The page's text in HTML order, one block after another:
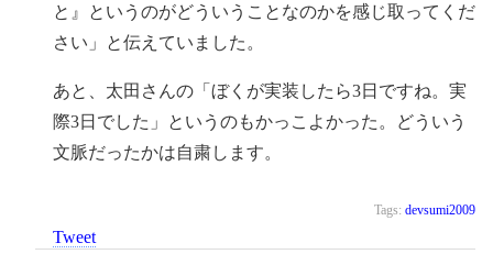
と』というのがどういうことなのかを感じ取ってくだ
さい」と伝えていました。
あと、太田さんの「ぼくが実装したら3日ですね。実
際3日でした」というのもかっこよかった。どういう
文脈だったかは自粛します。
Tags: devsumi2009
Tweet